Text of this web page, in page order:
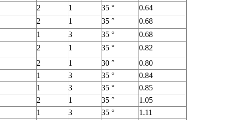
2 1 35 °
0.64
2 1 35 °
0.68
1 3 35 °
0.68
2 1 35 °
0.82
2 1 30 °
0.80
1 3 35 °
0.84
1 3 35 °
0.85
2 1 35 °
1.05
1 3 35 °
1.11